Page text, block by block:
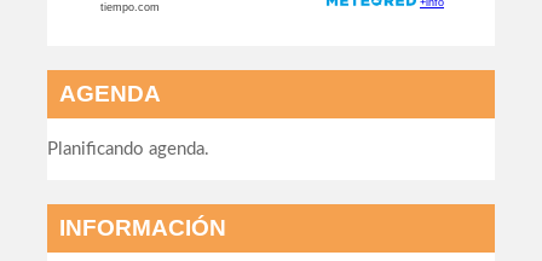
AGENDA
Planificando agenda.
INFORMACIÓN